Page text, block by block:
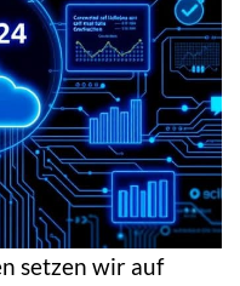
setzen wir auf